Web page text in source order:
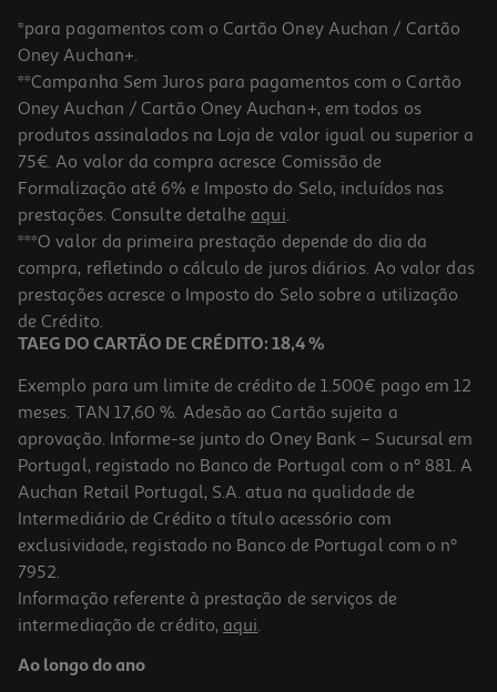
*para pagamentos com o Cartão Oney Auchan / Cartão
Oney Auchan+.
**Campanha Sem Juros para pagamentos com o Cartão
Oney Auchan / Cartão Oney Auchan+, em todos os
produtos assinalados na Loja de valor igual ou superior a
75€. Ao valor da compra acresce Comissão de
Formalização até 6% e Imposto do Selo, incluídos nas
prestações. Consulte detalhe aqui.
***O valor da primeira prestação depende do dia da
compra, refletindo o cálculo de juros diários. Ao valor das
prestações acresce o Imposto do Selo sobre a utilização
de Crédito.
TAEG DO CARTÃO DE CRÉDITO: 18,4 %
Exemplo para um limite de crédito de 1.500€ pago em 12
meses. TAN 17,60 %. Adesão ao Cartão sujeita a
aprovação. Informe-se junto do Oney Bank – Sucursal em
Portugal, registado no Banco de Portugal com o nº 881. A
Auchan Retail Portugal, S.A. atua na qualidade de
Intermediário de Crédito a título acessório com
exclusividade, registado no Banco de Portugal com o nº
7952.
Informação referente à prestação de serviços de
intermediação de crédito, aqui.
Ao longo do ano